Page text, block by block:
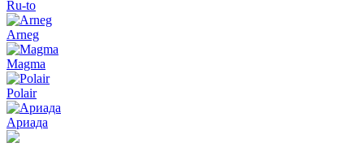
Ru-to
Arneg
Magma
Polair
Ариада